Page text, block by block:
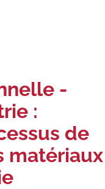
-
:
de
matériaux